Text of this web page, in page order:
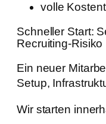
volle
Schneller Start:
Recruiting-Risiko
Ein neuer
Setup,
Wir starten